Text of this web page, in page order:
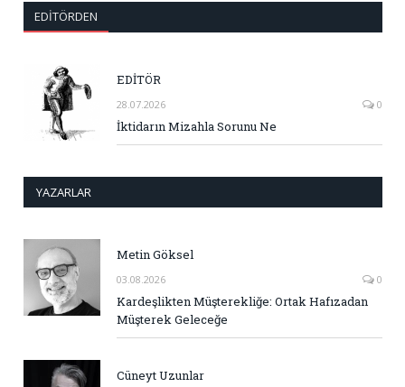
EDITÖRDEN
EDİTÖR
28.07.2026 0
İktidarın Mizahla Sorunu Ne
YAZARLAR
Metin Göksel
03.08.2026 0
Kardeşlikten Müşterekliğe: Ortak Hafızadan
Müşterek Geleceğe
Cüneyt Uzunlar